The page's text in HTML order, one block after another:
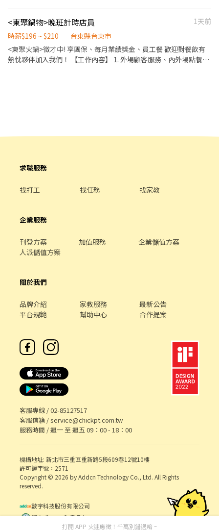
<東聚鍋物>晚班計時店員
1天前
時薪$196 ~ $210
台東縣台東市
<東聚火鍋>徵才中! 享團保、每月業績獎金、員工餐 歡迎對餐飲有
熱忱夥伴加入我們！ 【工作內容】 1. 外場顧客服務、內外場點餐送
求職服務
找打工 找任務 找家教
企業服務
刊登方案 加值服務
企業儲值方案
人派儲值方案
關於我們
品牌介紹 家教服務
最新公告
平台規範
幫助中心 合作提案
客服專線 /02-85127517
客服信箱 /service@chickpt.com.tw
服務時間 / 週一 至 週五 09：00 - 18：00
機構地址: 新北市三重區重新路5段609巷12號10樓
許可證字號：2571
Copyright © 2026 by Addcn Technology Co., Ltd. All Rights
reserved.
數字科技股份有限公司
鄧白氏 ESG 永續標章
打開 APP 火速應徵！千萬別錯過唷 ~